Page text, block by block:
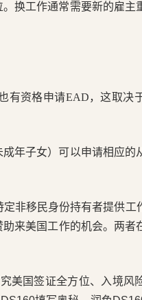
换工作通常需要新的雇主
有资格申请EAD，这取决
年子女）可以申请相应的
非移民身份持有者提供工
来美国工作的机会。两者
美国签证全方位、入境风